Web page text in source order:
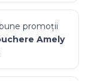
promoții
Amely